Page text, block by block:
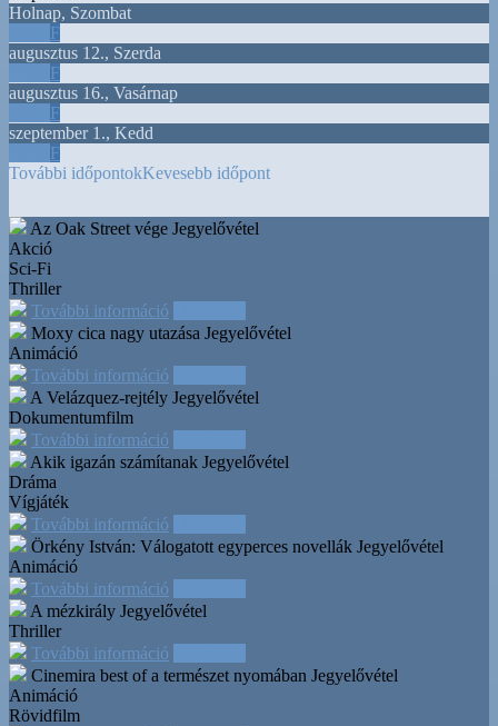
Holnap, Szombat
F
augusztus 12., Szerda
F
augusztus 16., Vasárnap
F
szeptember 1., Kedd
F
További időpontokKevesebb időpont
Az Oak Street vége Jegyelővétel
Akció
Sci-Fi
Thriller
További információ
Moxy cica nagy utazása Jegyelővétel
Animáció
További információ
A Velázquez-rejtély Jegyelővétel
Dokumentumfilm
További információ
Akik igazán számítanak Jegyelővétel
Dráma
Vígjáték
További információ
Örkény István: Válogatott egyperces novellák Jegyelővétel
Animáció
További információ
A mézkirály Jegyelővétel
Thriller
További információ
Cinemira best of a természet nyomában Jegyelővétel
Animáció
Rövidfilm